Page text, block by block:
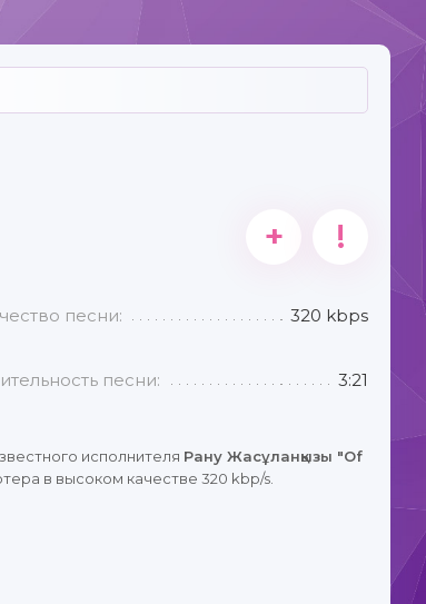
+ !
песни: 320 kbps
песни: 3:21
исполнителя Рану Жасұланқызы "Of
в высоком качестве 320 kbp/s.